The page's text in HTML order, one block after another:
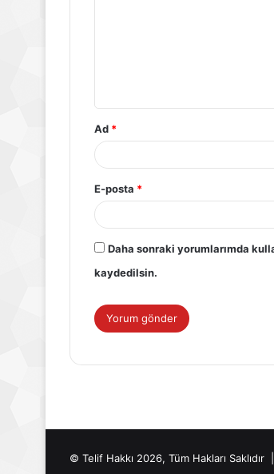
Ad *
E-posta *
Daha sonraki yorumlarımda
kaydedilsin.
© Telif Hakkı 2026, Tüm Hakları Saklıdır